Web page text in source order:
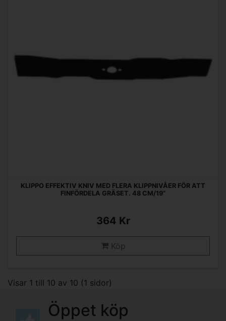
KLIPPO EFFEKTIV KNIV MED FLERA KLIPPNIVÅER FÖR ATT
FINFÖRDELA GRÄSET. 48 CM/19”
364 Kr
Köp
Visar 1 till 10 av 10 (1 sidor)
Öppet köp